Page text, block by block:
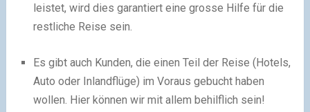
leistet, wird dies garantiert eine grosse Hilfe für die
restliche Reise sein.
Es gibt auch Kunden, die einen Teil der Reise (Hotels,
Auto oder Inlandflüge) im Voraus gebucht haben
wollen. Hier können wir mit allem behilflich sein!